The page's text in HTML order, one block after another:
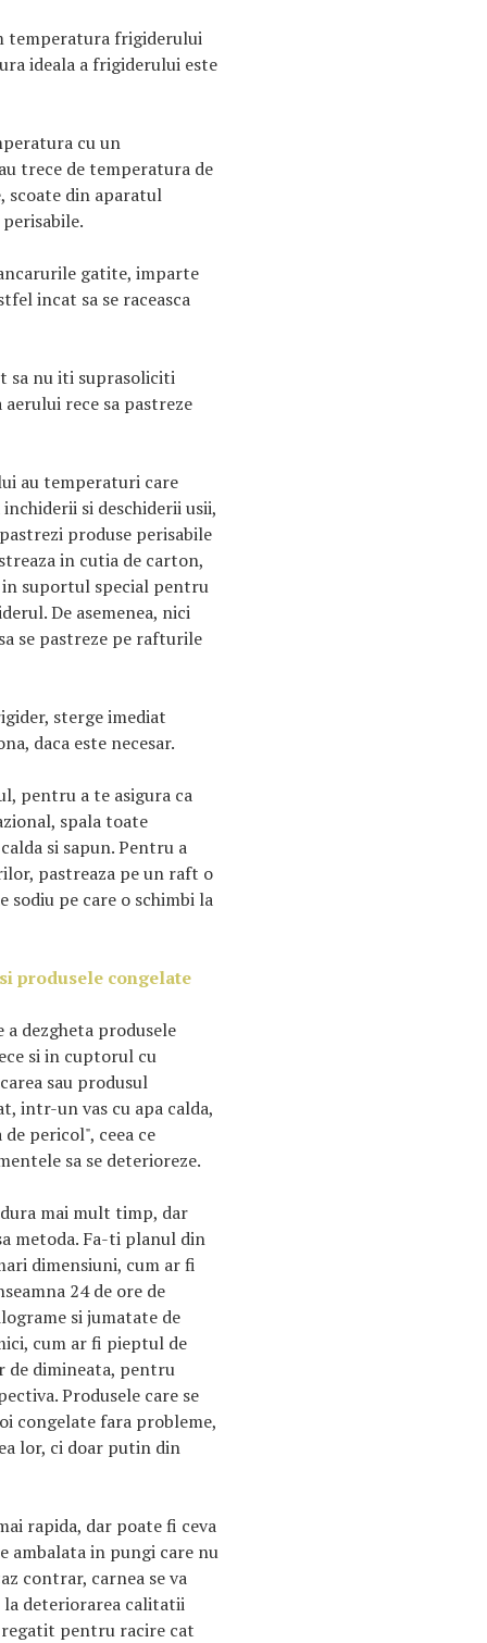
temperatura frigiderului
ideala a frigiderului este
cu un
trece de temperatura de
scoate din aparatul
gatite, imparte
incat sa se raceasca
sa nu iti suprasoliciti
rece sa pastreze
au temperaturi care
si deschiderii usii,
produse perisabile
in cutia de carton,
suportul special pentru
De asemenea, nici
se pastreze pe rafturile
sterge imediat
daca este necesar.
pentru a te asigura ca
spala toate
si sapun. Pentru a
pastreaza pe un raft o
sodiu pe care o schimbi la
produsele congelate
dezgheta produsele
si in cuptorul cu
sau produsul
intr-un vas cu apa calda,
pericol", ceea ce
sa se deterioreze.
mai mult timp, dar
metoda. Fa-ti planul din
dimensiuni, cum ar fi
24 de ore de
si jumatate de
cum ar fi pieptul de
de dimineata, pentru
Produsele care se
congelate fara probleme,
lor, ci doar putin din
rapida, dar poate fi ceva
ambalata in pungi care nu
contrar, carnea se va
la deteriorarea calitatii
pentru racire cat